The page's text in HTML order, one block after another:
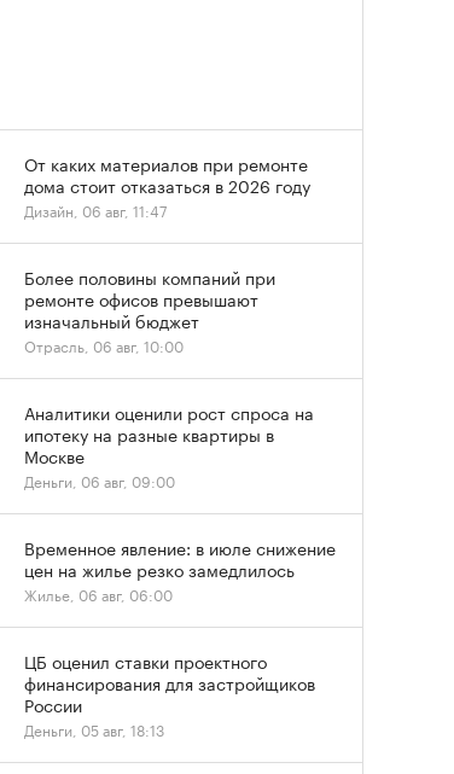
От каких материалов при ремонте
дома стоит отказаться в 2026 году
Дизайн, 06 авг, 11:47
Более половины компаний при
ремонте офисов превышают
изначальный бюджет
Отрасль, 06 авг, 10:00
Аналитики оценили рост спроса на
ипотеку на разные квартиры в
Москве
Деньги, 06 авг, 09:00
Временное явление: в июле снижение
цен на жилье резко замедлилось
Жилье, 06 авг, 06:00
ЦБ оценил ставки проектного
финансирования для застройщиков
России
Деньги, 05 авг, 18:13